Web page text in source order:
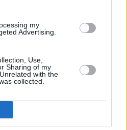
my
Advertising.
Use,
Sharing of my
with the
collected.